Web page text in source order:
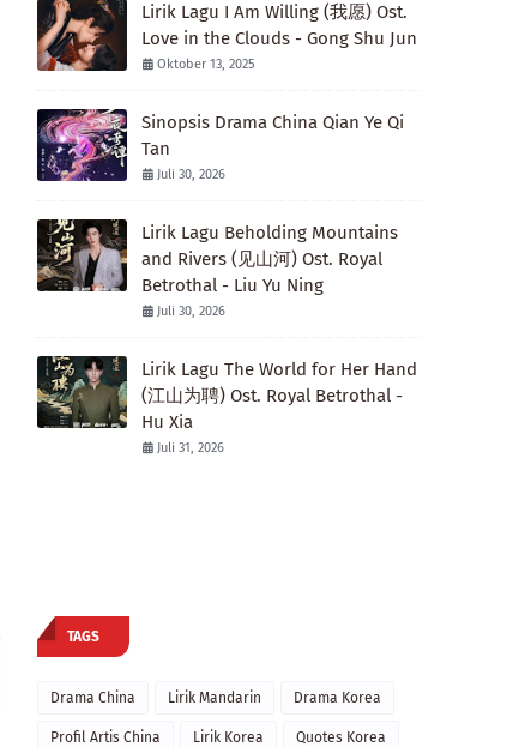
Lirik Lagu I Am Willing (我愿) Ost.
Love in the Clouds - Gong Shu Jun
Oktober 13, 2025
Sinopsis Drama China Qian Ye Qi
Tan
Juli 30, 2026
Lirik Lagu Beholding Mountains
and Rivers (见山河) Ost. Royal
Betrothal - Liu Yu Ning
Juli 30, 2026
Lirik Lagu The World for Her Hand
(江山为聘) Ost. Royal Betrothal -
Hu Xia
Juli 31, 2026
TAGS
Drama China Lirik Mandarin Drama Korea
Profil Artis China Lirik Korea Quotes Korea